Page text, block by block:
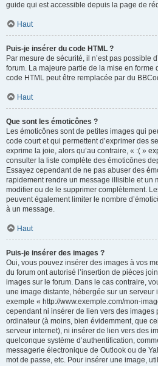
guide qui est accessible depuis la page de
Haut
Puis-je insérer du code HTML ?
Par mesure de sécurité, il n’est pas possible
forum. La majeure partie de la mise en forme
code HTML peut être remplacée par du
Haut
Que sont les émoticônes ?
Les émoticônes sont de petites images qui
code court et qui permettent d’exprimer des
exprime la joie, alors qu’au contraire, « :( »
consulter la liste complète des émoticônes
Essayez cependant de ne pas abuser des
rapidement rendre un message illisible et un
modifier ou de le supprimer complètement.
peuvent également limiter le nombre
à un message.
Haut
Puis-je insérer des images ?
Oui, vous pouvez insérer des images à vos
du forum ont autorisé l’insertion de pièces
images sur le forum. Dans le cas contraire,
une image distante, hébergée sur un serveur
exemple « http://www.exemple.com/mon-
cependant ni insérer de lien vers des images
ordinateur (à moins, bien évidemment, que
serveur internet), ni insérer de lien vers des
quelconque système d’authentification,
messagerie électronique de Outlook ou de
mot de passe, etc. Pour insérer une image,